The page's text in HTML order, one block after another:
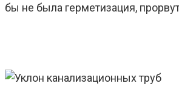
бы не была герметизация,